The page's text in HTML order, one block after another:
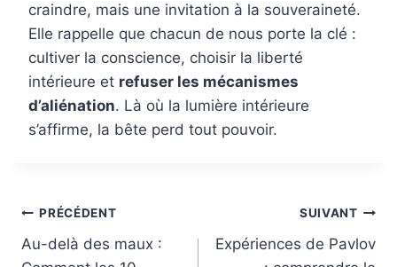
craindre, mais une invitation à la souveraineté.
Elle rappelle que chacun de nous porte la clé :
cultiver la conscience, choisir la liberté
intérieure et refuser les mécanismes
d’aliénation. Là où la lumière intérieure
s’affirme, la bête perd tout pouvoir.
Navigation
de
PRÉCÉDENT
Au-delà des maux :
SUIVANT
Expériences de Pavlov